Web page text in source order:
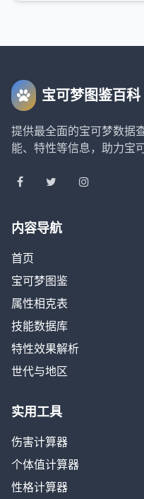
宝可梦图鉴百科
提供最全面的宝可梦数据
能、特性等信息，助力宝
内容导航
首页
宝可梦图鉴
属性相克表
技能数据库
特性效果解析
世代与地区
实用工具
伤害计算器
个体值计算器
性格计算器